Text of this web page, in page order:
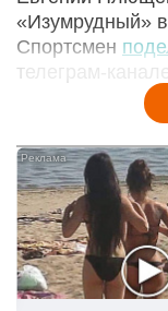
«Изумрудный»
Спортсмен
телеграм-канале.